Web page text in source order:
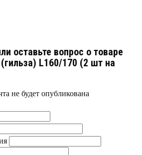
оставьте вопрос о товаре
L160/170 (2 шт на
не будет опубликована